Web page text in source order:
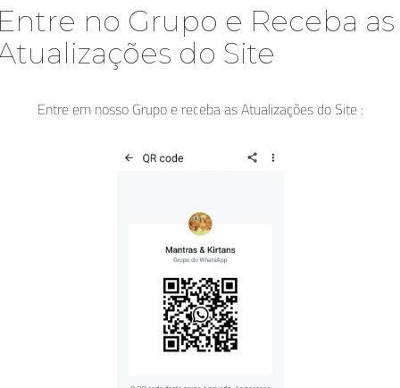
Artigos
Asatoma Satgamaya
Bhagavad Gita
Bhakti
no Grupo e Receba as
do Site
Entre em nosso Grupo e receba as Atualizações do Site :